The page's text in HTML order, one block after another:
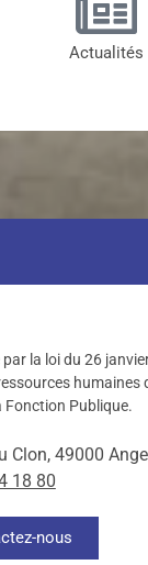
Actualités
par la loi du 26
humaines
Fonction Publique.
Clon, 49000
18 80
nous